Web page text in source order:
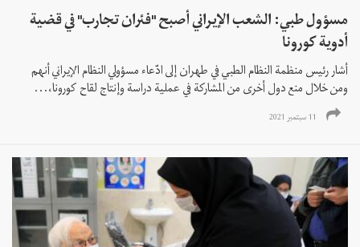
مسؤول طبي: الشعب الإيراني أصبح "فئران تجارب" في قضية
أدوية كورونا
أشار رئيس منظمة النظام الطبي في طهران إلى ادّعاء مسؤولي النظام الإيراني أنهم
ومن خلال منع دول أخرى من المشاركة في عملية دراسة وإنتاج لقاح كورونا،...
11 سبتمبر 2021